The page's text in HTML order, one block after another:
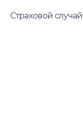
Страховой случай